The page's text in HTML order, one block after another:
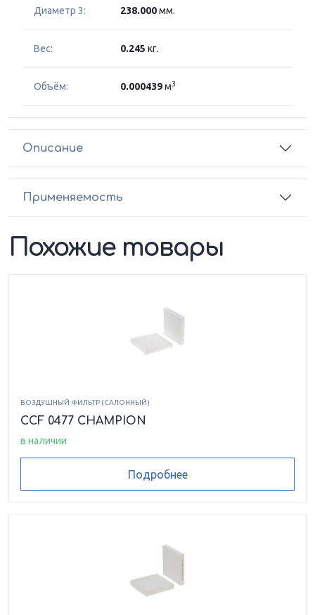
Диаметр 3: 238.000мм.
Вес: 0.245 кг.
Объём: 0.000439м3
Описание
Применяемость
Похожие товары
ВОЗДУШНЫЙ ФИЛЬТР (САЛОННЫЙ)
CCF 0477 CHAMPION
в наличии
Подробнее